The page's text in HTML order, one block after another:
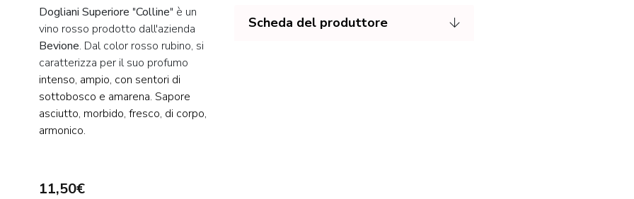
Dogliani Superiore "Colline" è un
vino rosso prodotto dall'azienda
Bevione. Dal color rosso rubino, si
caratterizza per il suo profumo
intenso, ampio, con sentori di
sottobosco e amarena. Sapore
asciutto, morbido, fresco, di corpo,
armonico.
11,50€
Scheda del produttore